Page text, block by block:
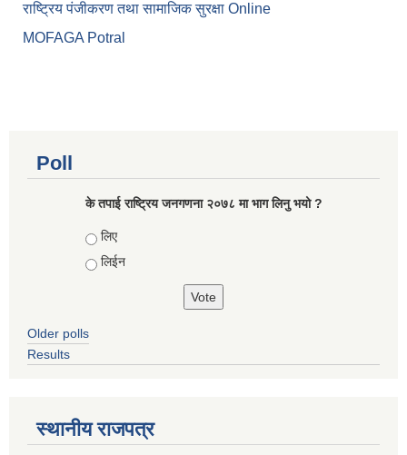
राष्ट्रिय पंजीकरण तथा सामाजिक सुरक्षा Online
MOFAGA Potral
Poll
के तपाई राष्ट्रिय जनगणना २०७८ मा भाग लिनु भयो ?
Choices
लिए
लिईन
Older polls
Results
स्थानीय राजपत्र